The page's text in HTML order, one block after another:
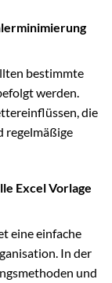
bestimmte
werden.
die
regelmäßige
Excel Vorlage
eine einfache
In der
und